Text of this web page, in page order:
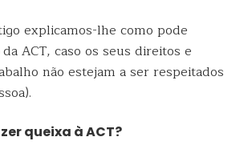
explicamos-lhe como pode
ACT, caso os seus direitos e
não estejam a ser respeitados
queixa à ACT?